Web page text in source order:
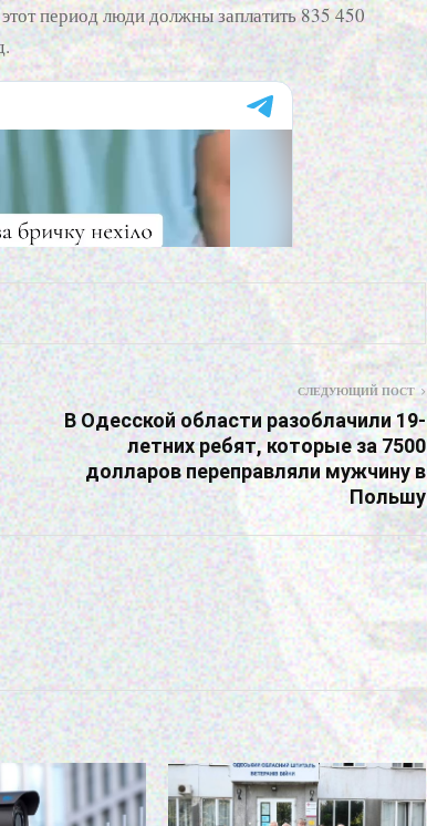
период люди должны заплатить 835 450
СЛЕДУЮЩИЙ ПОСТ
В Одесской области разоблачили 19-
летних ребят, которые за 7500
долларов переправляли мужчину в
Польшу